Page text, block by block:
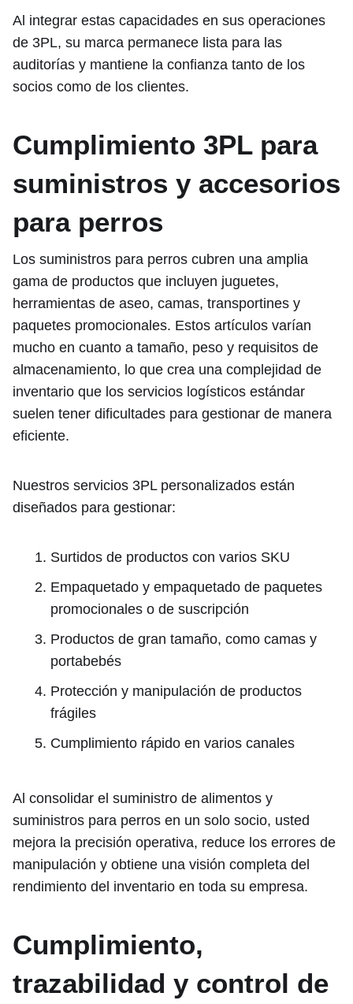
Al integrar estas capacidades en sus operaciones
de 3PL, su marca permanece lista para las
auditorías y mantiene la confianza tanto de los
socios como de los clientes.
Cumplimiento 3PL para
suministros y accesorios
para perros
Los suministros para perros cubren una amplia
gama de productos que incluyen juguetes,
herramientas de aseo, camas, transportines y
paquetes promocionales. Estos artículos varían
mucho en cuanto a tamaño, peso y requisitos de
almacenamiento, lo que crea una complejidad de
inventario que los servicios logísticos estándar
suelen tener dificultades para gestionar de manera
eficiente.
Nuestros servicios 3PL personalizados están
diseñados para gestionar:
Surtidos de productos con varios SKU
Empaquetado y empaquetado de paquetes
promocionales o de suscripción
Productos de gran tamaño, como camas y
portabebés
Protección y manipulación de productos
frágiles
Cumplimiento rápido en varios canales
Al consolidar el suministro de alimentos y
suministros para perros en un solo socio, usted
mejora la precisión operativa, reduce los errores de
manipulación y obtiene una visión completa del
rendimiento del inventario en toda su empresa.
Cumplimiento,
trazabilidad y control de